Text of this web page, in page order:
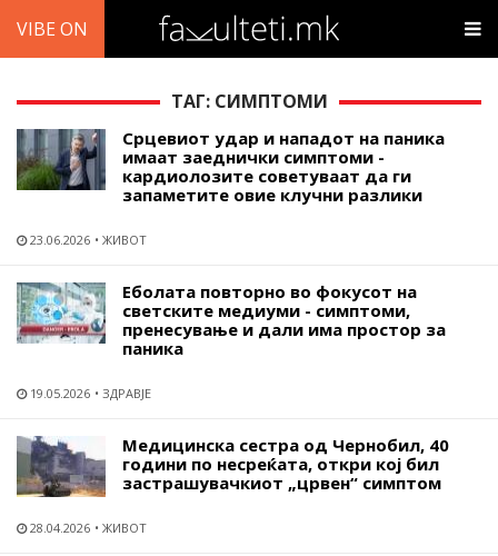
VIBE ON
ТАГ: СИМПТОМИ
Срцевиот удар и нападот на паника
имаат заеднички симптоми -
кардиолозите советуваат да ги
запаметите овие клучни разлики
23.06.2026 ЖИВОТ
Еболата повторно во фокусот на
светските медиуми - симптоми,
пренесување и дали има простор за
паника
19.05.2026 ЗДРАВЈЕ
Медицинска сестра од Чернобил, 40
години по несреќата, откри кој бил
застрашувачкиот „црвен“ симптом
28.04.2026 ЖИВОТ